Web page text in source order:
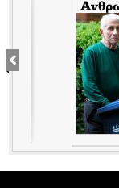
Τώρα